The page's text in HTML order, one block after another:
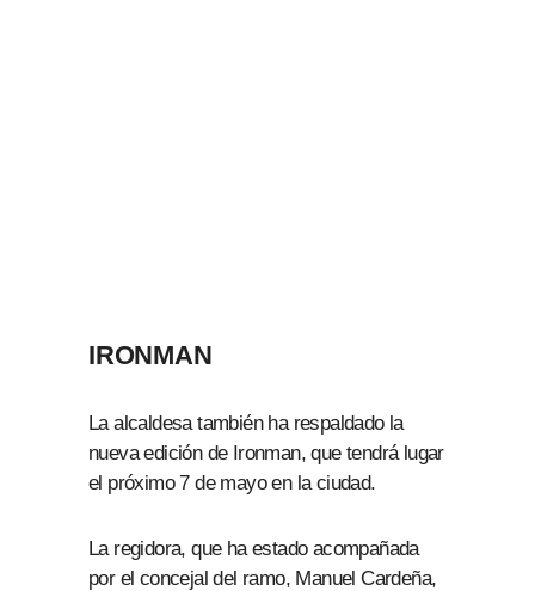
IRONMAN
La alcaldesa también ha respaldado la
nueva edición de Ironman, que tendrá lugar
el próximo 7 de mayo en la ciudad.
La regidora, que ha estado acompañada
por el concejal del ramo, Manuel Cardeña,